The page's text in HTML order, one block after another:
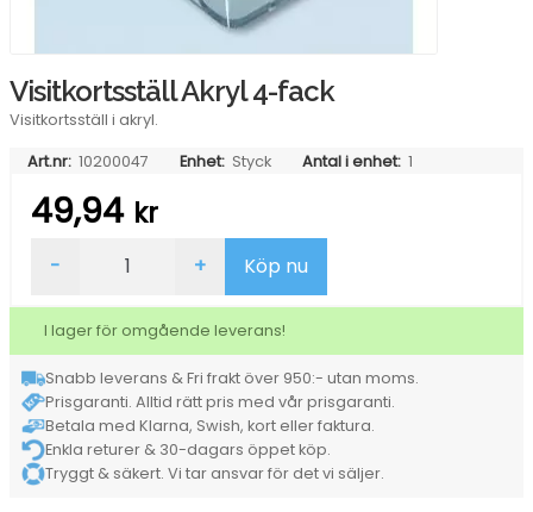
Visitkortsställ Akryl 4-fack
Visitkortsställ i akryl.
Art.nr: 10200047 Enhet: Styck Antal i enhet: 1
49,94 kr
Akryl
fack
mängd
- + Köp nu
I lager för omgående leverans!
Snabb leverans & Fri frakt över 950:- utan moms.
Prisgaranti. Alltid rätt pris med vår prisgaranti.
Betala med Klarna, Swish, kort eller faktura.
Enkla returer & 30-dagars öppet köp.
Tryggt & säkert. Vi tar ansvar för det vi säljer.